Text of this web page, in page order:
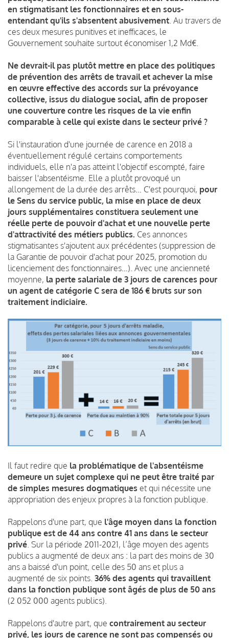
en stigmatisant les fonctionnaires et en sous-
entendant qu'ils s'absentent abusivement . Au travers de
ces deux mesures punitives et inefficaces, le
Gouvernement souhaite surtout économiser 1,2 Md€.
Ne devrait-il pas plutôt mettre en place des politiques
de prévention des arrêts de travail et achever la mise
en œuvre effective des accords sur la prévoyance
collective, issus du dialogue social, afin de proposer
une couverture contre les risques de la vie enfin
comparable à celle qui existe dans le secteur privé ?
Si l'instauration d'une journée de carence en 2018 a
éventuellement régulé certains comportements
individuels, elle n'a pas atteint l'objectif escompté, faire
baisser l'absentéisme. Elle a plutôt provoqué un
allongement de la durée des arrêts… C'est pourquoi, pour
le Sens du service public, la mise en place de deux
jours supplémentaires constituera seulement une
réelle perte de pouvoir d'achat et une nouvelle perte
d'attractivité des métiers publics. Ces annonces
stigmatisantes s'ajoutent aux précédentes (suppression de
la Garantie de pouvoir d'achat pour 2025, promotion du
licenciement des fonctionnaires…). Avec une ancienneté
moyenne, la perte salariale de 3 jours de carences pour
un agent de catégorie C sera de 186 € bruts sur son
traitement indiciaire.
Il faut redire que la problématique de l'absentéisme
demeure un sujet complexe qui ne peut être traité par
de simples mesures dogmatiques et qui nécessite une
appropriation des enjeux propres à la fonction publique.
Rappelons d'une part, que l'âge moyen dans la fonction
publique est de 44 ans contre 41 ans dans le secteur
privé Sur la période 2011-2021, l’âge moyen des agents
publics a augmenté de deux ans : la part des moins de 30
ans a baissé d'un point, celle des 50 ans et plus a
augmenté de six points. 36% des agents qui travaillent
dans la fonction publique sont âgés de plus de 50 ans
(2 052 000 agents publics).
Rappelons d'autre part, que contrairement au secteur
privé, les jours de carence ne sont pas compensés ou